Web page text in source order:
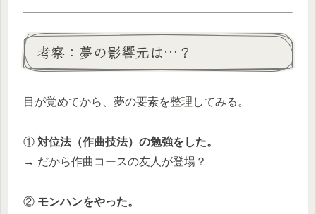
考察：夢の影響元は…？
目が覚めてから、夢の要素を整理してみる。
① 対位法（作曲技法）の勉強をした。
→ だから作曲コースの友人が登場？
② モンハンをやった。